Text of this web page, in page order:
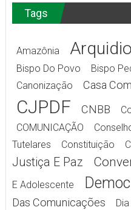
Tags
Amazônia
Bispo Do Povo
Bispo
Canonização
Casa
CJPDF CNBB
COMUNICAÇÃO
Tutelares
Constituição
Justiça E Paz
E Adolescente
Das Comunicações